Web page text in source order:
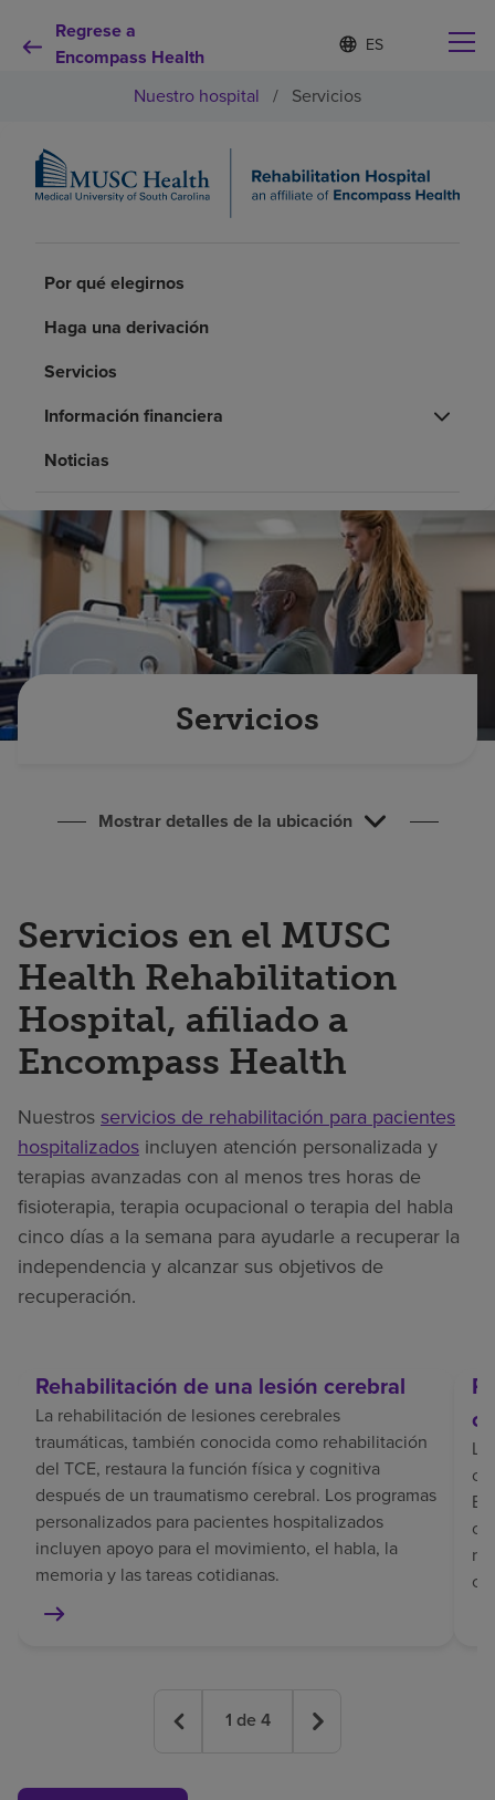
Regrese a
Encompass Health
Lista
de
idiomas
contraída
d
o
e
l
Por qué debe elegirnos
Pacientes y cuidadores
Recursos de salud
Buscar un centro
Empleos
Pagar mi factura
Nuestro hospital / Servicios
Por qué elegirnos
Haga una derivación
Servicios
Información financiera
Noticias
Servicios
Mostrar detalles de la ubicación
Servicios en el MUSC
Health Rehabilitation
Hospital, afiliado a
Encompass Health
Nuestros servicios de rehabilitación para pacientes
hospitalizados incluyen atención personalizada y
terapias avanzadas con al menos tres horas de
fisioterapia, terapia ocupacional o terapia del habla
cinco días a la semana para ayudarle a recuperar la
independencia y alcanzar sus objetivos de
recuperación.
Rehabilitación de una lesión cerebral
La rehabilitación de lesiones cerebrales
traumáticas, también conocida como rehabilitación
del TCE, restaura la función física y cognitiva
después de un traumatismo cerebral. Los programas
personalizados para pacientes hospitalizados
incluyen apoyo para el movimiento, el habla, la
memoria y las tareas cotidianas.
El
1 de 4